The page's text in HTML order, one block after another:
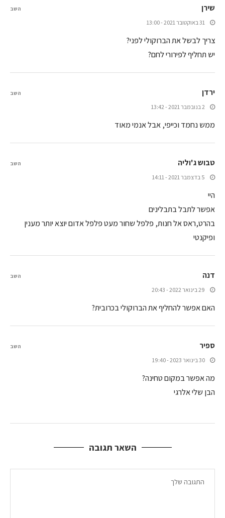
שירן
31 באוקטובר 2021 - 13:00
צריך לבשל את הברוקולי לפני?
יש תחליף לפירורי לחם?
השב
‫ירדן
2 בנובמבר 2021 - 13:42
ממש נחמד וכייפי, אבל אנמי מאוד
השב
טבוש ג'וליה
5 בדצמבר 2021 - 14:11
היי
אפשר לתבל בתבלינים
בהרט,ראס אל חנות, פלפל שחור מעט פלפל אדום יוצא יותר מענין
ופיקנטי
השב
דנה
29 בינואר 2022 - 20:43
האם אפשר להחליף את הברוקולי בכרובית?
השב
ספיר
30 בינואר 2023 - 19:40
מה אפשר במקום טחינה?
הבן שלי אלרגי
השב
השאר תגובה